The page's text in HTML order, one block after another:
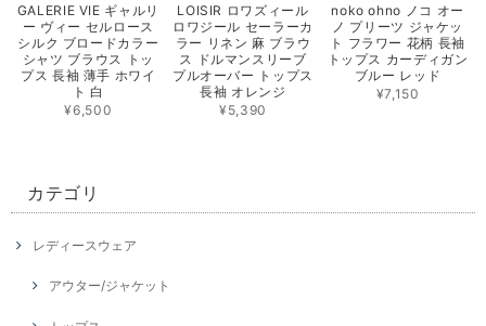
GALERIE VIE ギャルリ
ー ヴィー セルロース
シルク ブロードカラー
シャツ ブラウス トッ
プス 長袖 薄手 ホワイ
ト 白
¥6,500
LOISIR ロワズィール
ロワジール セーラーカ
ラー リネン 麻 ブラウ
ス ドルマンスリーブ
プルオーバー トップス
長袖 オレンジ
¥5,390
noko ohno ノコ オー
ノ プリーツ ジャケッ
ト フラワー 花柄 長袖
トップス カーディガン
ブルー レッド
¥7,150
カテゴリ
レディースウェア
アウター/ジャケット